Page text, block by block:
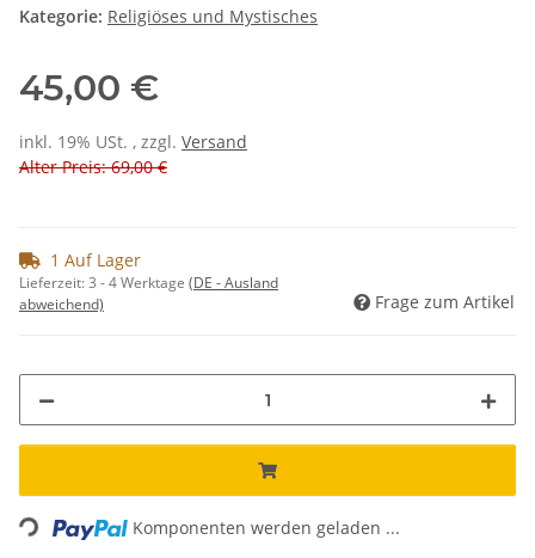
Kategorie: Religiöses und Mystisches
45,00 €
inkl. 19% USt. , zzgl. Versand
Alter Preis: 69,00 €
1 Auf Lager
Lieferzeit:3 - 4 Werktage (DE - Ausland
abweichend)
Frage zum Artikel
Loading... Komponenten werden geladen ...